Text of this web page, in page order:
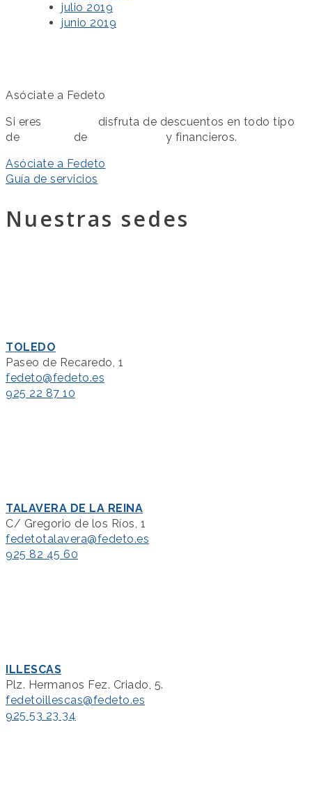
julio 2019
junio 2019
Asóciate a Fedeto
Si eres
disfruta de descuentos en todo tipo
de
de
y financieros.
Asóciate a Fedeto
Guía de servicios
Nuestras sedes
TOLEDO
Paseo de Recaredo, 1
fedeto@fedeto.es
925 22 87 10
TALAVERA DE LA REINA
C/ Gregorio de los Ríos, 1
fedetotalavera@fedeto.es
925 82 45 60
ILLESCAS
Plz. Hermanos Fez. Criado, 5.
fedetoillescas@fedeto.es
925 53 23 34